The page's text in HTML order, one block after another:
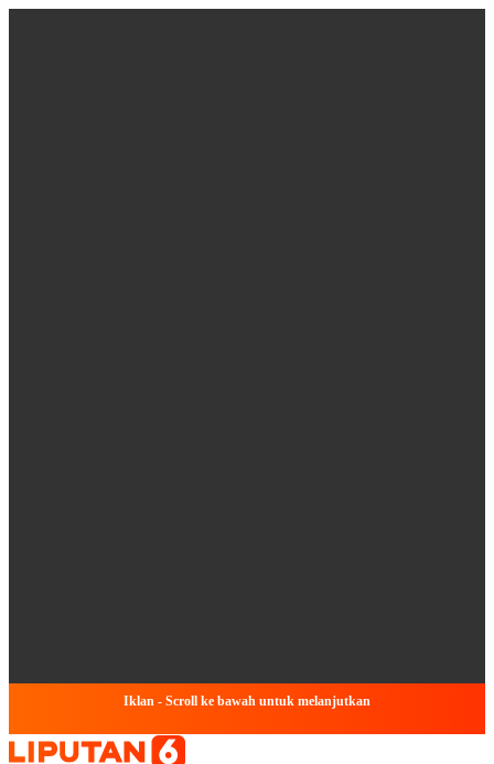
Iklan - Scroll ke bawah untuk melanjutkan